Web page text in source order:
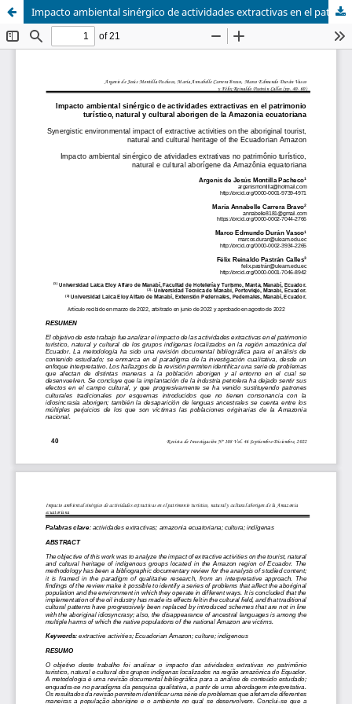
Impacto ambiental sinérgico de actividades extractivas en el patrimonio turístico, natural y cultural aborigen de la Amazonia ecuatoriana